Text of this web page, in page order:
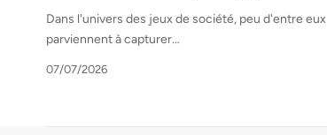
Dans l'univers des jeux de société, peu d'entre eux
parviennent à capturer…
07/07/2026